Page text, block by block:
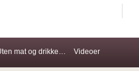
mat og drikke… Videoer